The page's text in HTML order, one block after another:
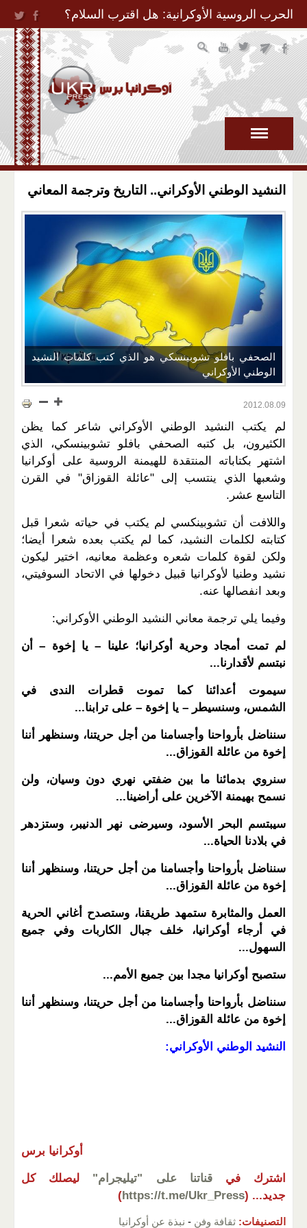
Jump to Navigation
الحرب الروسية الأوكرانية: هل اقترب السلام؟
النشيد الوطني الأوكراني.. التاريخ وترجمة المعاني
الصحفي بافلو تشوبينسكي هو الذي كتب كلمات النشيد
الوطني الأوكراني
2012.08.09
لم يكتب النشيد الوطني الأوكراني شاعر كما يظن
الكثيرون، بل كتبه الصحفي بافلو تشوبينسكي، الذي
اشتهر بكتاباته المنتقدة للهيمنة الروسية على أوكرانيا
وشعبها الذي ينتسب إلى "عائلة القوزاق" في القرن
التاسع عشر.
واللافت أن تشوبينكسي لم يكتب في حياته شعرا قبل
كتابته لكلمات النشيد، كما لم يكتب بعده شعرا أيضا؛
ولكن لقوة كلمات شعره وعظمة معانيه، اختير ليكون
نشيد وطنيا لأوكرانيا قبيل دخولها في الاتحاد السوفيتي،
وبعد انفصالها عنه.
وفيما يلي ترجمة معاني النشيد الوطني الأوكراني:
لم تمت أمجاد وحرية أوكرانيا؛علينا – يا إخوة – أن
نبتسم لأقدارنا...
سيموت أعدائنا كما تموت قطرات الندى في
الشمس، وسنسيطر – يا إخوة – على ترابنا...
سنناضل بأرواحنا وأجسامنا من أجل حريتنا، وسنظهر أننا
إخوة من عائلة القوزاق...
سنروي بدمائنا ما بين ضفتي نهري دون وسيان، ولن
نسمح بهيمنة الآخرين على أراضينا...
سيبتسم البحر الأسود، وسيرضى نهر الدنيبر، وستزدهر
في بلادنا الحياة...
سنناضل بأرواحنا وأجسامنا من أجل حريتنا، وسنظهر أننا
إخوة من عائلة القوزاق...
العمل والمثابرة ستمهد طريقنا، وستصدح أغاني الحرية
في أرجاء أوكرانيا، خلف جبال الكاربات وفي جميع
السهول...
ستصبح أوكرانيا مجدا بين جميع الأمم...
سنناضل بأرواحنا وأجسامنا من أجل حريتنا، وسنظهر أننا
إخوة من عائلة القوزاق...
النشيد الوطني الأوكراني:
أوكرانيا برس
اشترك في قناتنا على "تيليجرام"
ليصلك كل
جديد... (
https://t.me/Ukr_Press
)
التصنيفات: ثقافة وفن - نبذة عن أوكرانيا